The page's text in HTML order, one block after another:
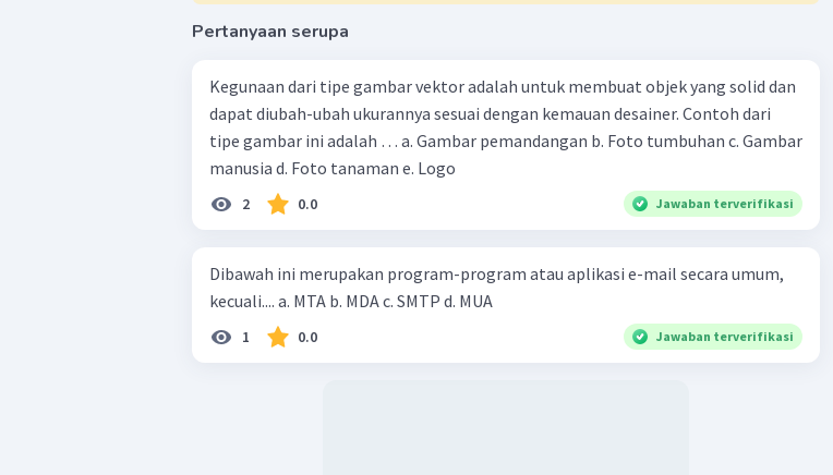
Pertanyaan serupa
Kegunaan dari tipe gambar vektor adalah untuk membuat objek yang solid dan
dapat diubah-ubah ukurannya sesuai dengan kemauan desainer. Contoh dari
tipe gambar ini adalah … a. Gambar pemandangan b. Foto tumbuhan c. Gambar
manusia d. Foto tanaman e. Logo
2 0.0 Jawaban terverifikasi
Dibawah ini merupakan program-program atau aplikasi e-mail secara umum,
kecuali.... a. MTA b. MDA c. SMTP d. MUA
1 0.0 Jawaban terverifikasi